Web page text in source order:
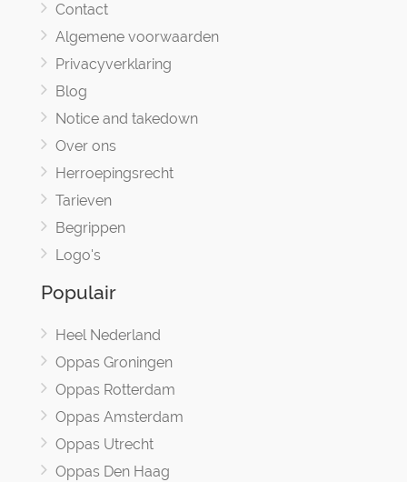
Contact
Algemene voorwaarden
Privacyverklaring
Blog
Notice and takedown
Over ons
Herroepingsrecht
Tarieven
Begrippen
Logo's
Populair
Heel Nederland
Oppas Groningen
Oppas Rotterdam
Oppas Amsterdam
Oppas Utrecht
Oppas Den Haag